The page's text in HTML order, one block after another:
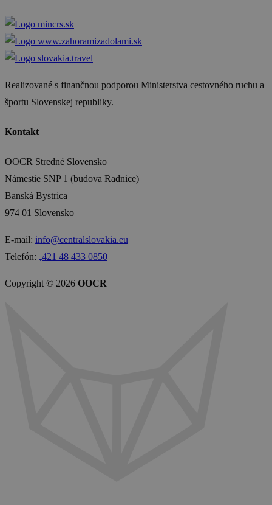
Realizované s finančnou podporou Ministerstva cestovného ruchu a
športu Slovenskej republiky.
Kontakt
OOCR Stredné Slovensko
Námestie SNP 1 (budova Radnice)
Banská Bystrica
974 01 Slovensko
E-mail: info@centralslovakia.eu
Telefón: ₊421 48 433 0850
Copyright © 2026 OOCR